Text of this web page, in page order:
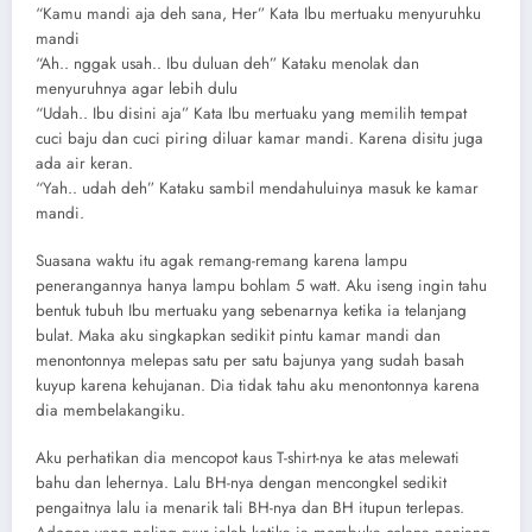
“Kamu mandi aja deh sana, Her” Kata Ibu mertuaku menyuruhku
mandi
“Ah.. nggak usah.. Ibu duluan deh” Kataku menolak dan
menyuruhnya agar lebih dulu
“Udah.. Ibu disini aja” Kata Ibu mertuaku yang memilih tempat
cuci baju dan cuci piring diluar kamar mandi. Karena disitu juga
ada air keran.
“Yah.. udah deh” Kataku sambil mendahuluinya masuk ke kamar
mandi.
Suasana waktu itu agak remang-remang karena lampu
penerangannya hanya lampu bohlam 5 watt. Aku iseng ingin tahu
bentuk tubuh Ibu mertuaku yang sebenarnya ketika ia telanjang
bulat. Maka aku singkapkan sedikit pintu kamar mandi dan
menontonnya melepas satu per satu bajunya yang sudah basah
kuyup karena kehujanan. Dia tidak tahu aku menontonnya karena
dia membelakangiku.
Aku perhatikan dia mencopot kaus T-shirt-nya ke atas melewati
bahu dan lehernya. Lalu BH-nya dengan mencongkel sedikit
pengaitnya lalu ia menarik tali BH-nya dan BH itupun terlepas.